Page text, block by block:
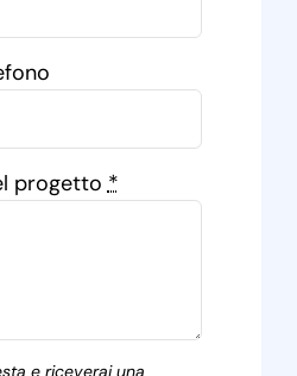
progetto*
e riceverai una